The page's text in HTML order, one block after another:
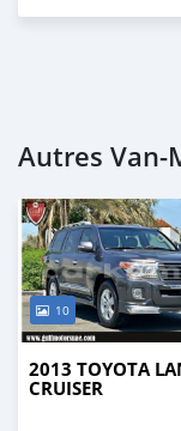
Autres
10
2013 TOYOTA
CRUISER